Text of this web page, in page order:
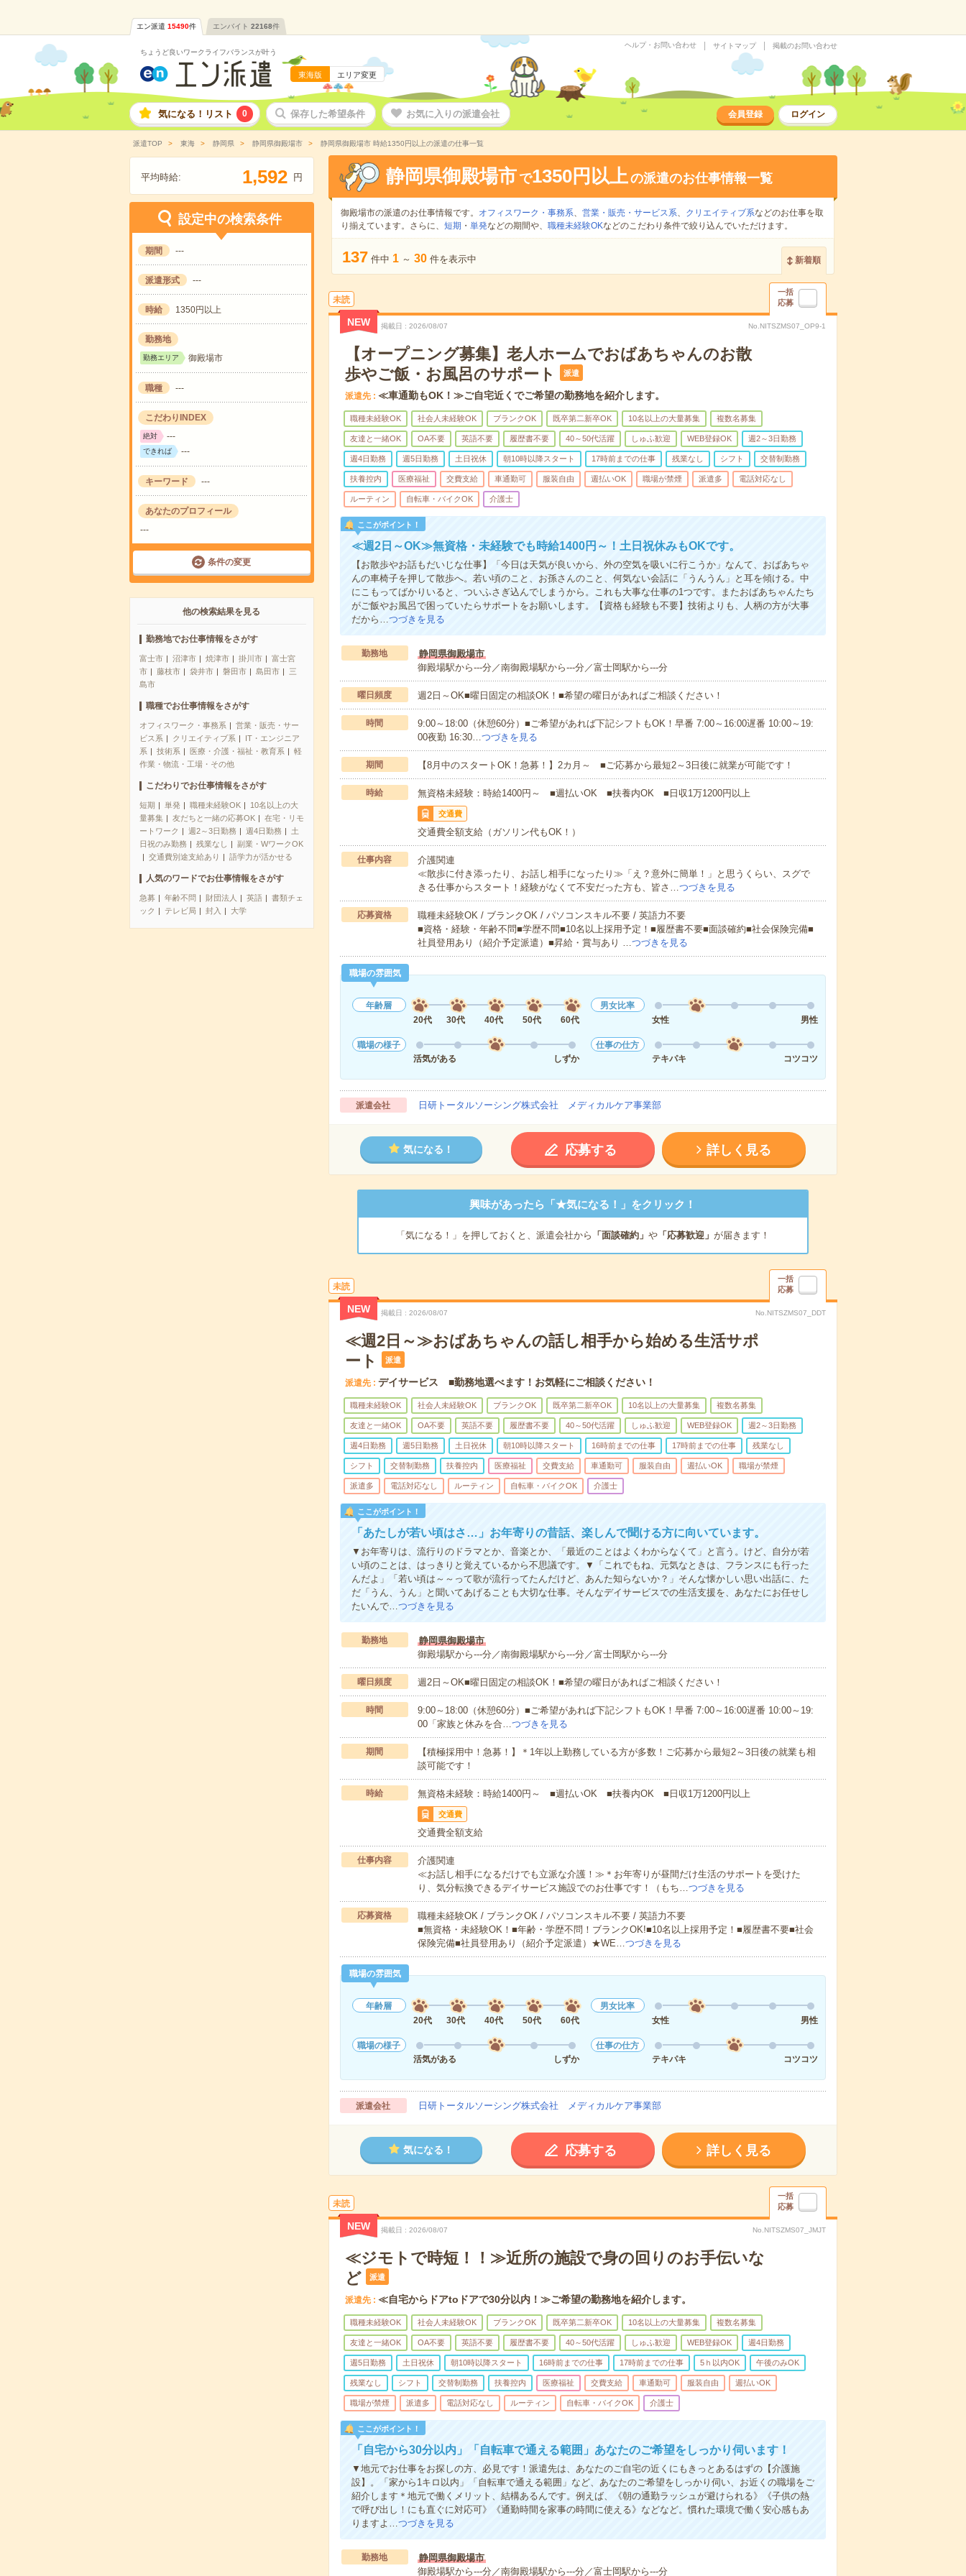
エン派遣 15490件 エンバイト 22168件
ちょうど良いワークライフバランスが叶う
東海版 エリア変更
ヘルプ・お問い合わせ サイトマップ 掲載のお問い合わせ
気になる！リスト 0 保存した希望条件 お気に入りの派遣会社 会員登録 ログイン
派遣TOP 東海 静岡県 静岡県御殿場市 静岡県御殿場市 時給1350円以上の派遣の仕事一覧
平均時給: 1,592 円
設定中の検索条件
期間 ---
派遣形式 ---
時給 1350円以上
勤務地
勤務エリア 御殿場市
職種 ---
こだわりINDEX
絶対 ---
できれば ---
キーワード ---
あなたのプロフィール
---
条件の変更
他の検索結果を見る
勤務地でお仕事情報をさがす
富士市 沼津市 焼津市 掛川市
富士宮
市
藤枝市 袋井市 磐田市 島田市
三
島市
職種でお仕事情報をさがす
オフィスワーク・事務系
営業・販売・サー
ビス系
クリエイティブ系
IT・エンジニア
系
技術系 医療・介護・福祉・教育系
軽
作業・物流・工場・その他
こだわりでお仕事情報をさがす
短期 単発 職種未経験OK
10名以上の大
量募集
友だちと一緒の応募OK
在宅・リモ
ートワーク
週2～3日勤務 週4日勤務
土
日祝のみ勤務
残業なし
副業・WワークOK
交通費別途支給あり
語学力が活かせる
人気のワードでお仕事情報をさがす
急募 年齢不問 財団法人 英語
書類チェ
ック
テレビ局 封入 大学
静岡県御殿場市 で1350円以上の派遣のお仕事情報一覧
御殿場市の派遣のお仕事情報です。 オフィスワーク・事務系、 営業・販売・サービス系、 クリエイティブ系などのお仕事を取
り揃えています。さらに、 短期 ・ 単発などの期間や、 職種未経験OKなどのこだわり条件で絞り込んでいただけます。
137 件中 1 ～ 30 件を表示中 新着順
未読
一括
応募
NEW 掲載日 2026/08/07 No.NITSZMS07_OP9-1
【オープニング募集】老人ホームでおばあちゃんのお散
歩やご飯・お風呂のサポート
派遣
派遣先 ≪車通勤もOK！≫ご自宅近くでご希望の勤務地を紹介します。
職種未経験OK 社会人未経験OK ブランクOK 既卒第二新卒OK 10名以上の大量募集 複数名募集
友達と一緒OK OA不要 英語不要 履歴書不要 40～50代活躍 しゅふ歓迎 WEB登録OK 週2～3日勤務
週4日勤務 週5日勤務 土日祝休 朝10時以降スタート 17時前までの仕事 残業なし シフト 交替制勤務
扶養控内 医療福祉 交費支給 車通勤可 服装自由 週払いOK 職場が禁煙 派遣多 電話対応なし
ルーティン 自転車・バイクOK 介護士
ここがポイント！
≪週2日～OK≫無資格・未経験でも時給1400円～！土日祝休みもOKです。
【お散歩やお話もだいじな仕事】「今日は天気が良いから、外の空気を吸いに行こうか」なんて、おばあちゃ
んの車椅子を押して散歩へ。若い頃のこと、お孫さんのこと、何気ない会話に「うんうん」と耳を傾ける。中
にこもってばかりいると、ついふさぎ込んでしまうから。これも大事な仕事の1つです。またおばあちゃんたち
がご飯やお風呂で困っていたらサポートをお願いします。【資格も経験も不要】技術よりも、人柄の方が大事
だから…つづきを見る
勤務地
静岡県御殿場市
御殿場駅から---分／南御殿場駅から---分／富士岡駅から---分
曜日頻度 週2日～OK■曜日固定の相談OK！■希望の曜日があればご相談ください！
時間
9:00～18:00（休憩60分）■ご希望があれば下記シフトもOK！早番 7:00～16:00遅番 10:00～19:
00夜勤 16:30…つづきを見る
期間 【8月中のスタートOK！急募！】2カ月～ ■ご応募から最短2～3日後に就業が可能です！
時給 無資格未経験：時給1400円～ ■週払いOK ■扶養内OK ■日収1万1200円以上
交通費
交通費全額支給（ガソリン代もOK！）
仕事内容
介護関連
≪散歩に付き添ったり、お話し相手になったり≫「え？意外に簡単！」と思うくらい、スグで
きる仕事からスタート！経験がなくて不安だった方も、皆さ…つづきを見る
応募資格
職種未経験OK / ブランクOK / パソコンスキル不要 / 英語力不要
■資格・経験・年齢不問■学歴不問■10名以上採用予定！■履歴書不要■面談確約■社会保険完備■
社員登用あり（紹介予定派遣）■昇給・賞与あり …つづきを見る
職場の雰囲気
年齢層
20代
30代 40代 50代 60代
男女比率
女性
男性
職場の様子
活気がある
しずか
仕事の仕方
テキパキ
コツコツ
派遣会社 日研トータルソーシング株式会社 メディカルケア事業部
気になる！ 応募する 詳しく見る
興味があったら「★気になる！」をクリック！
「気になる！」を押しておくと、派遣会社から 「面談確約」 や「応募歓迎」 が届きます！
未読
一括
応募
NEW 掲載日 2026/08/07 No.NITSZMS07_DDT
≪週2日～≫おばあちゃんの話し相手から始める生活サポ
ート
派遣
派遣先 デイサービス ■勤務地選べます！お気軽にご相談ください！
職種未経験OK 社会人未経験OK ブランクOK 既卒第二新卒OK 10名以上の大量募集 複数名募集
友達と一緒OK OA不要 英語不要 履歴書不要 40～50代活躍 しゅふ歓迎 WEB登録OK 週2～3日勤務
週4日勤務 週5日勤務 土日祝休 朝10時以降スタート 16時前までの仕事 17時前までの仕事 残業なし
シフト 交替制勤務 扶養控内 医療福祉 交費支給 車通勤可 服装自由 週払いOK 職場が禁煙
派遣多 電話対応なし ルーティン 自転車・バイクOK 介護士
ここがポイント！
「あたしが若い頃はさ…」お年寄りの昔話、楽しんで聞ける方に向いています。
▼お年寄りは、流行りのドラマとか、音楽とか、「最近のことはよくわからなくて」と言う。けど、自分が若
い頃のことは、はっきりと覚えているから不思議です。▼「これでもね、元気なときは、フランスにも行った
んだよ」「若い頃は～～って歌が流行ってたんだけど、あんた知らないか？」そんな懐かしい思い出話に、た
だ「うん、うん」と聞いてあげることも大切な仕事。そんなデイサービスでの生活支援を、あなたにお任せし
たいんで…つづきを見る
勤務地
静岡県御殿場市
御殿場駅から---分／南御殿場駅から---分／富士岡駅から---分
曜日頻度 週2日～OK■曜日固定の相談OK！■希望の曜日があればご相談ください！
時間
9:00～18:00（休憩60分）■ご希望があれば下記シフトもOK！早番 7:00～16:00遅番 10:00～19:
00「家族と休みを合…つづきを見る
期間
【積極採用中！急募！】＊1年以上勤務している方が多数！ご応募から最短2～3日後の就業も相
談可能です！
時給 無資格未経験：時給1400円～ ■週払いOK ■扶養内OK ■日収1万1200円以上
交通費
交通費全額支給
仕事内容
介護関連
≪お話し相手になるだけでも立派な介護！≫＊お年寄りが昼間だけ生活のサポートを受けた
り、気分転換できるデイサービス施設でのお仕事です！（もち…つづきを見る
応募資格
職種未経験OK / ブランクOK / パソコンスキル不要 / 英語力不要
■無資格・未経験OK！■年齢・学歴不問！ブランクOK!■10名以上採用予定！■履歴書不要■社会
保険完備■社員登用あり（紹介予定派遣）★WE…つづきを見る
職場の雰囲気
年齢層
20代
30代 40代 50代 60代
男女比率
女性
男性
職場の様子
活気がある
しずか
仕事の仕方
テキパキ
コツコツ
派遣会社 日研トータルソーシング株式会社 メディカルケア事業部
気になる！ 応募する 詳しく見る
未読
一括
応募
NEW 掲載日 2026/08/07 No.NITSZMS07_JMJT
≪ジモトで時短！！≫近所の施設で身の回りのお手伝いな
ど
派遣
派遣先 ≪自宅からドアtoドアで30分以内！≫ご希望の勤務地を紹介します。
職種未経験OK 社会人未経験OK ブランクOK 既卒第二新卒OK 10名以上の大量募集 複数名募集
友達と一緒OK OA不要 英語不要 履歴書不要 40～50代活躍 しゅふ歓迎 WEB登録OK 週4日勤務
週5日勤務 土日祝休 朝10時以降スタート 16時前までの仕事 17時前までの仕事 5ｈ以内OK 午後のみOK
残業なし シフト 交替制勤務 扶養控内 医療福祉 交費支給 車通勤可 服装自由 週払いOK
職場が禁煙 派遣多 電話対応なし ルーティン 自転車・バイクOK 介護士
ここがポイント！
「自宅から30分以内」「自転車で通える範囲」あなたのご希望をしっかり伺います！
▼地元でお仕事をお探しの方、必見です！派遣先は、あなたのご自宅の近くにもきっとあるはずの【介護施
設】。「家から1キロ以内」「自転車で通える範囲」など、あなたのご希望をしっかり伺い、お近くの職場をご
紹介します＊地元で働くメリット、結構あるんです。例えば、《朝の通勤ラッシュが避けられる》《子供の熱
で呼び出し！にも直ぐに対応可》《通勤時間を家事の時間に使える》などなど。慣れた環境で働く安心感もあ
りますよ…つづきを見る
勤務地
静岡県御殿場市
御殿場駅から---分／南御殿場駅から---分／富士岡駅から---分